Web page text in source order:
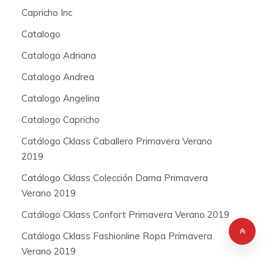
Capricho Inc
Catalogo
Catalogo Adriana
Catalogo Andrea
Catalogo Angelina
Catalogo Capricho
Catálogo Cklass Caballero Primavera Verano
2019
Catálogo Cklass Colección Dama Primavera
Verano 2019
Catálogo Cklass Confort Primavera Verano 2019
Catálogo Cklass Fashionline Ropa Primavera
Verano 2019